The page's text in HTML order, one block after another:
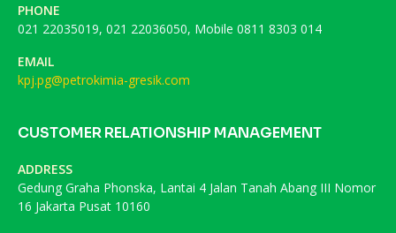
PHONE
021 22035019, 021 22036050, Mobile 0811 8303 014
EMAIL
kpj.pg@petrokimia-gresik.com
CUSTOMER RELATIONSHIP MANAGEMENT
ADDRESS
Gedung Graha Phonska, Lantai 4 Jalan Tanah Abang III Nomor
16 Jakarta Pusat 10160